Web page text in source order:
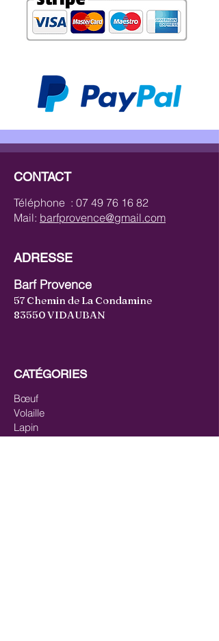
CONTACT
Téléphone : 07 49 76 16 82
Mail: barfprovence@gmail.com
ADRESSE
Barf Provence
57 Chemin de La Condamine
83550 VIDAUBAN
CATÉGORIES
Bœuf
Volaille
Lapin